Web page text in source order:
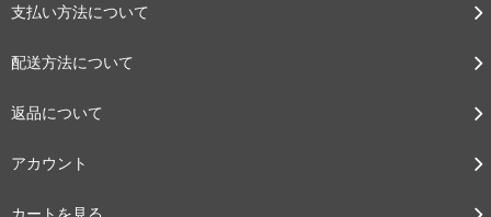
支払い方法について
配送方法について
返品について
アカウント